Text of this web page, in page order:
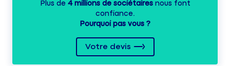
Plus de 4 millions de sociétairesnous font
confiance.
Pourquoi pas vous ?
Votre devis